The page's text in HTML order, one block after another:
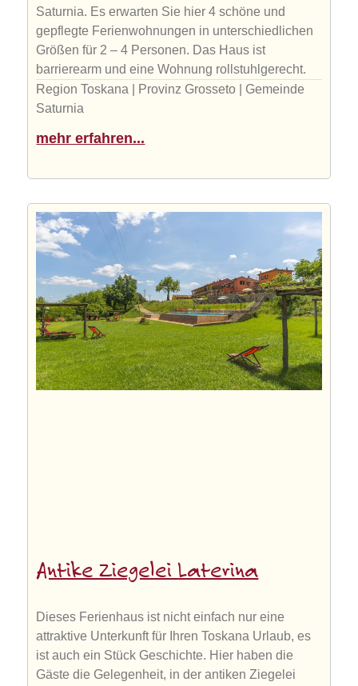
Saturnia. Es erwarten Sie hier 4 schöne und
gepflegte Ferienwohnungen in unterschiedlichen
Größen für 2 – 4 Personen. Das Haus ist
barrierearm und eine Wohnung rollstuhlgerecht.
Region Toskana | Provinz Grosseto | Gemeinde
Saturnia
mehr erfahren...
Antike Ziegelei Laterina
Dieses Ferienhaus ist nicht einfach nur eine
attraktive Unterkunft für Ihren Toskana Urlaub, es
ist auch ein Stück Geschichte. Hier haben die
Gäste die Gelegenheit, in der antiken Ziegelei